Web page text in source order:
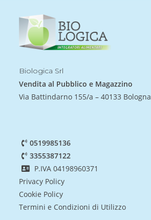
Biologica Srl
Vendita al Pubblico e Magazzino
Via Battindarno 155/a – 40133 Bologna
0519985136
3355387122
P.IVA 04198960371
Privacy Policy
Cookie Policy
Termini e Condizioni di Utilizzo